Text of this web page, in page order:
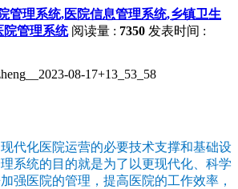
管理系统,医院信息管理系统,乡镇卫生
院管理系统 阅读量 : 7350 发表时间 :
代化医院运营的必要技术支撑和基础设
系统的目的就是为了以更现代化、科学
强医院的管理，提高医院的工作效率，